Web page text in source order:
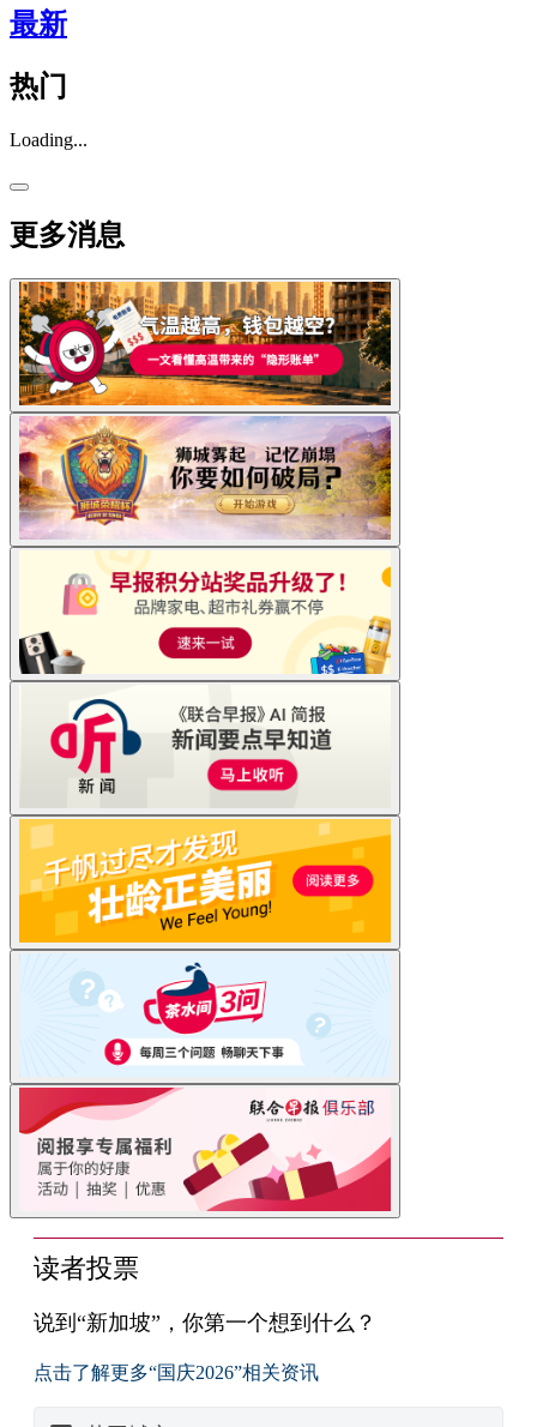
最新
热门
Loading...
更多消息